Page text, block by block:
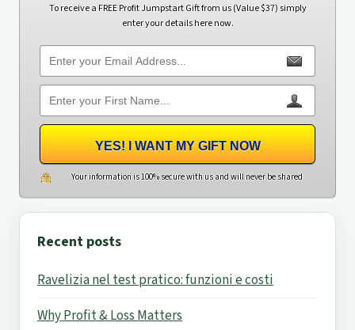
To receive a FREE Profit Jumpstart Gift from us (Value $37) simply
enter your details here now.
YES! I WANT MY GIFT NOW
Your information is 100% secure with us and will never be shared
Recent posts
Ravelizia nel test pratico: funzioni e costi
Why Profit & Loss Matters